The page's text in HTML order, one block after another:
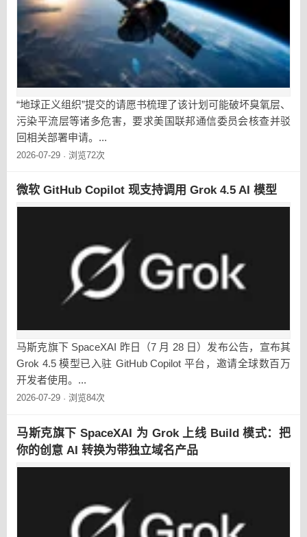
“地球正义组织”提交的请愿书梳理了该计划可能破坏臭氧层、
污染平流层等诸多危害，要求美国联邦通信委员会核查并驳
回相关部署申请。...
2026-07-29 · 浏览72次
微软 GitHub Copilot 现支持调用 Grok 4.5 AI 模型
马斯克旗下 SpaceXAI 昨日（7 月 28 日）发布公告，宣布其
Grok 4.5 模型已入驻 GitHub Copilot 平台，邀请全球数百万
开发者使用。...
2026-07-29 · 浏览84次
马斯克旗下 SpaceXAI 为 Grok 上线 Build 模式：把
你的创意 AI 转换为带独立域名产品